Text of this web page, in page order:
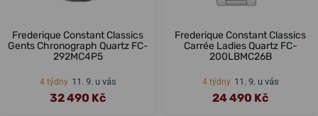
Frederique Constant Classics
Gents Chronograph Quartz FC-
292MC4P5
4 týdny 11. 9. u vás
32 490 Kč
Frederique Constant Classics
Carrée Ladies Quartz FC-
200LBMC26B
4 týdny 11. 9. u vás
24 490 Kč